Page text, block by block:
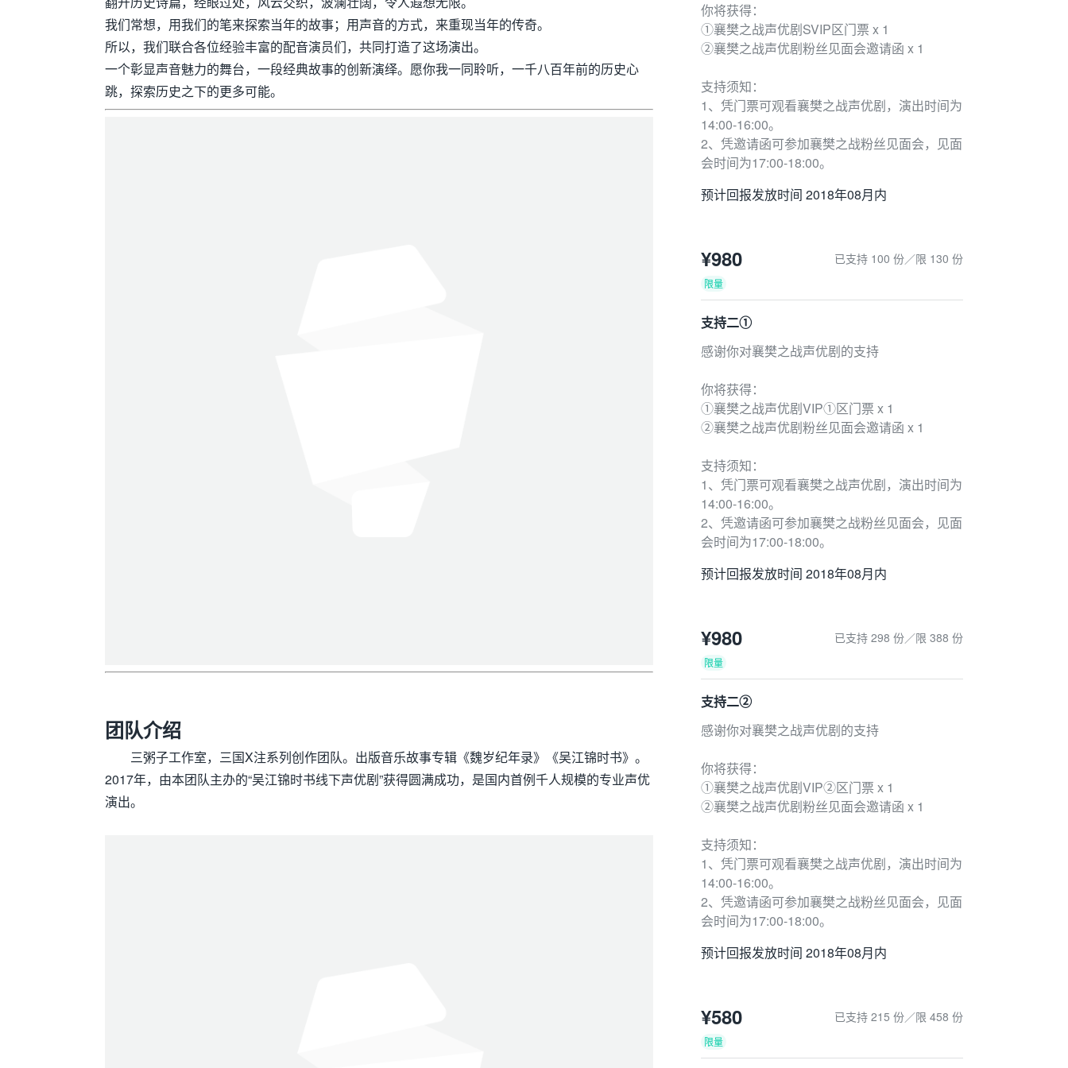
你将获得：
①襄樊之战声优剧SVIP区门票 x 1
②襄樊之战声优剧粉丝见面会邀请函 x 1
支持须知：
1、凭门票可观看襄樊之战声优剧，演出时间为
14:00-16:00。
2、凭邀请函可参加襄樊之战粉丝见面会，见面
会时间为17:00-18:00。
预计回报发放时间 2018年08月内
¥980 已支持 100 份／限 130 份
限量
支持二①
感谢你对襄樊之战声优剧的支持
你将获得：
①襄樊之战声优剧VIP①区门票 x 1
②襄樊之战声优剧粉丝见面会邀请函 x 1
支持须知：
1、凭门票可观看襄樊之战声优剧，演出时间为
14:00-16:00。
2、凭邀请函可参加襄樊之战粉丝见面会，见面
会时间为17:00-18:00。
预计回报发放时间 2018年08月内
¥980 已支持 298 份／限 388 份
限量
支持二②
感谢你对襄樊之战声优剧的支持
你将获得：
①襄樊之战声优剧VIP②区门票 x 1
②襄樊之战声优剧粉丝见面会邀请函 x 1
支持须知：
1、凭门票可观看襄樊之战声优剧，演出时间为
14:00-16:00。
2、凭邀请函可参加襄樊之战粉丝见面会，见面
会时间为17:00-18:00。
预计回报发放时间 2018年08月内
¥580 已支持 215 份／限 458 份
限量
我们常想，用我们的笔来探索当年的故事；用声音的方式，来重现当年的传奇。
所以，我们联合各位经验丰富的配音演员们，共同打造了这场演出。
一个彰显声音魅力的舞台，一段经典故事的创新演绎。愿你我一同聆听，一千八百年前的历史心
跳，探索历史之下的更多可能。
团队介绍
三粥子工作室，三国X注系列创作团队。出版音乐故事专辑《魏岁纪年录》《吴江锦时书》。
2017年，由本团队主办的“吴江锦时书线下声优剧”获得圆满成功，是国内首例千人规模的专业声优
演出。